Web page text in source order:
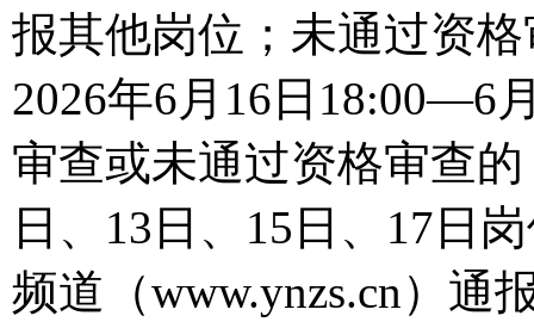
报其他岗位；未通过资
2026年6月16日18:00—6
审查或未通过资格审查
日、13日、15日、17日
频道（www.ynzs.cn）通